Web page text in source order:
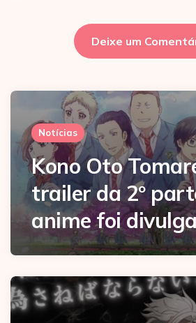
Deixe um
Notícias
Kono Oto
trailer da 2º
anime foi